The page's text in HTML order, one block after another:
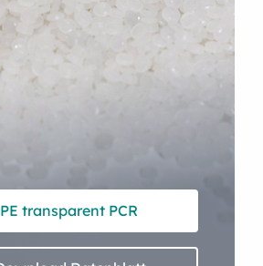
transparent PCR